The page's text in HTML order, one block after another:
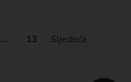
… 13 Sljedeća